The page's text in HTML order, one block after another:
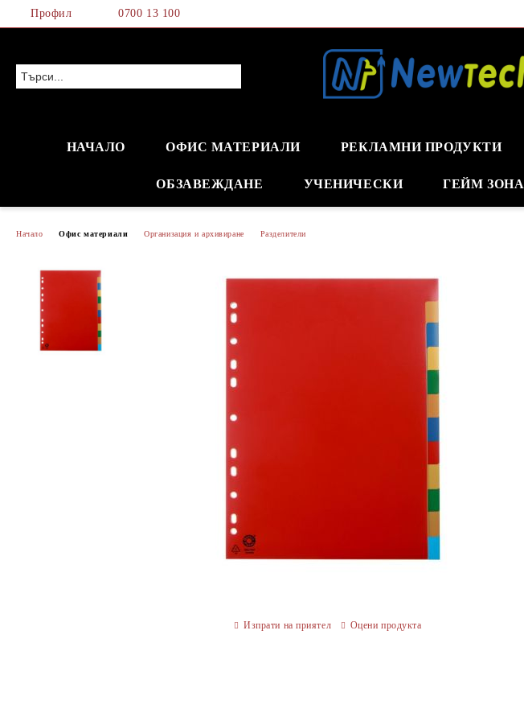
Профил 0700 13 100
НАЧАЛО ОФИС МАТЕРИАЛИ РЕКЛАМНИ ПРОДУКТИ
ОБЗАВЕЖДАНЕ УЧЕНИЧЕСКИ ГЕЙМ ЗОНА
Начало Офис материали Организация и архивиране Разделители
Изпрати на приятел Оцени продукта